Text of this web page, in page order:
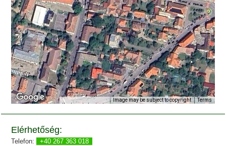
Keyboard shortcuts
Image may be subject to copyright Terms
Elérhetőség:
Telefon:
+40 267 363 018